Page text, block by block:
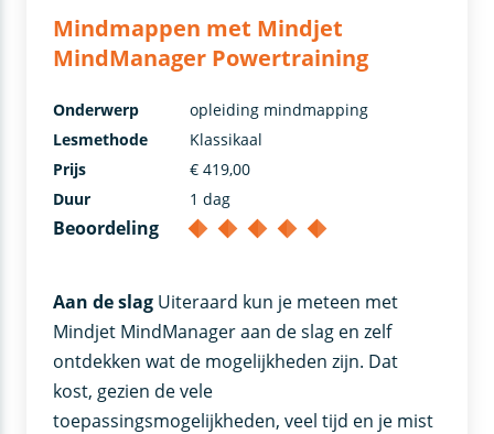
Mindmappen met Mindjet
MindManager Powertraining
Aan de slag Uiteraard kun je meteen met
Mindjet MindManager aan de slag en zelf
ontdekken wat de mogelijkheden zijn. Dat
kost, gezien de vele
toepassingsmogelijkheden, veel tijd en je mist
Onderwerp
opleiding mindmapping
Lesmethode
Klassikaal
Prijs
€ 419,00
Duur
1 dag
Beoordeling